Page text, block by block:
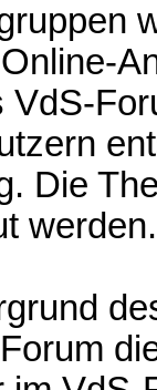
VdS-
Die
werden.